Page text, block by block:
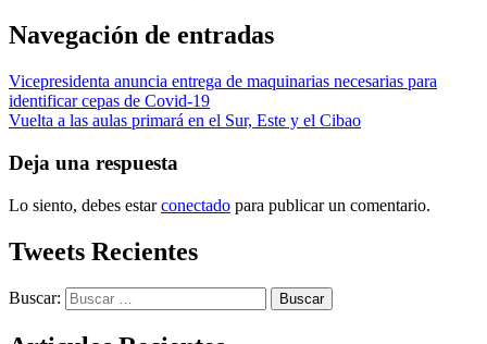
Navegación de entradas
Vicepresidenta anuncia entrega de maquinarias necesarias para
identificar cepas de Covid-19
Vuelta a las aulas primará en el Sur, Este y el Cibao
Deja una respuesta
Lo siento, debes estarconectado para publicar un comentario.
Tweets Recientes
Buscar: